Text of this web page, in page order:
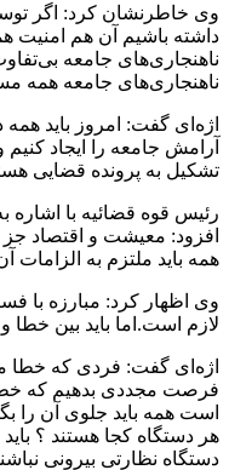
وی خاطرنشان کرد: اگر
داشته باشیم آن هم امنیت
ناهنجاری‌های جامعه
ناهنجاری‌های جامعه همه
اژه‌ای گفت: امروز باید
آرامش جامعه را ایجاد
تشکیل به پرونده قضایی
رئیس قوه قضائیه با
افزود: معیشت و اقتصاد
همه باید ملتزم به الزامات
وی اظهار کرد: مبارزه با
لازم است.اما باید بین خطا
اژه‌ای گفت: فردی که خطا
فرصت مجددی بدهیم که
است همه باید جلوی آن را
هر دستگاه کجا هستند ؟
دستگاه نظارتی بیرونی